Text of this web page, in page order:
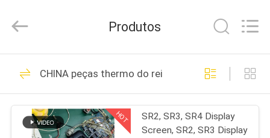
PARA
CASA
PRODUTOS
INDUSTRY
Rights
Rei Thermo
Refrigeration Units
113
Produtos
CHINA peças thermo do rei
HOT
SR2, SR3, SR4 Display
Screen, SR2, SR3 Display